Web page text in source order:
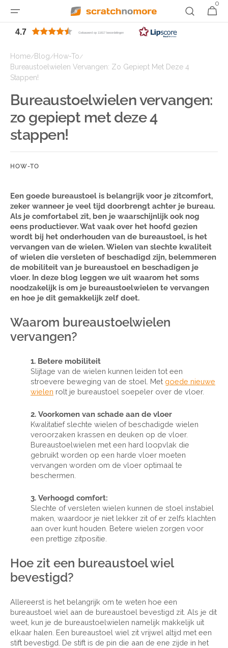
inhoud
0
0
items
4.7 Gebaseerd op 11617 beoordelingen
Home/Blog/How-To/
Bureaustoelwielen Vervangen: Zo Gepiept Met Deze 4
Stappen!
Bureaustoelwielen vervangen:
zo gepiept met deze 4
stappen!
HOW-TO
Een goede bureaustoel is belangrijk voor je zitcomfort,
zeker wanneer je veel tijd doorbrengt achter je bureau.
Als je comfortabel zit, ben je waarschijnlijk ook nog
eens productiever. Wat vaak over het hoofd gezien
wordt bij het onderhouden van de bureaustoel, is het
vervangen van de wielen. Wielen van slechte kwaliteit
of wielen die versleten of beschadigd zijn, belemmeren
de mobiliteit van je bureaustoel en beschadigen je
vloer. In deze blog leggen we uit waarom het soms
noodzakelijk is om je bureaustoelwielen te vervangen
en hoe je dit gemakkelijk zelf doet.
Waarom bureaustoelwielen
vervangen?
1. Betere mobiliteit
Slijtage van de wielen kunnen leiden tot een
stroevere beweging van de stoel. Met goede nieuwe
wielen rolt je bureaustoel soepeler over de vloer.
2. Voorkomen van schade aan de vloer
Kwalitatief slechte wielen of beschadigde wielen
veroorzaken krassen en deuken op de vloer.
Bureaustoelwielen met een hard loopvlak die
gebruikt worden op een harde vloer moeten
vervangen worden om de vloer optimaal te
beschermen.
3. Verhoogd comfort:
Slechte of versleten wielen kunnen de stoel instabiel
maken, waardoor je niet lekker zit of er zelfs klachten
aan over kunt houden. Betere wielen zorgen voor
een prettige zitpositie.
Hoe zit een bureaustoel wiel
bevestigd?
Allereerst is het belangrijk om te weten hoe een
bureaustoel wiel aan de bureaustoel bevestigd zit. Als je dit
weet, kun je de bureaustoelwielen namelijk makkelijk uit
elkaar halen. Een bureaustoel wiel zit vrijwel altijd met een
stift bevestigd. De stift is de pin die aan de ene zijde in het